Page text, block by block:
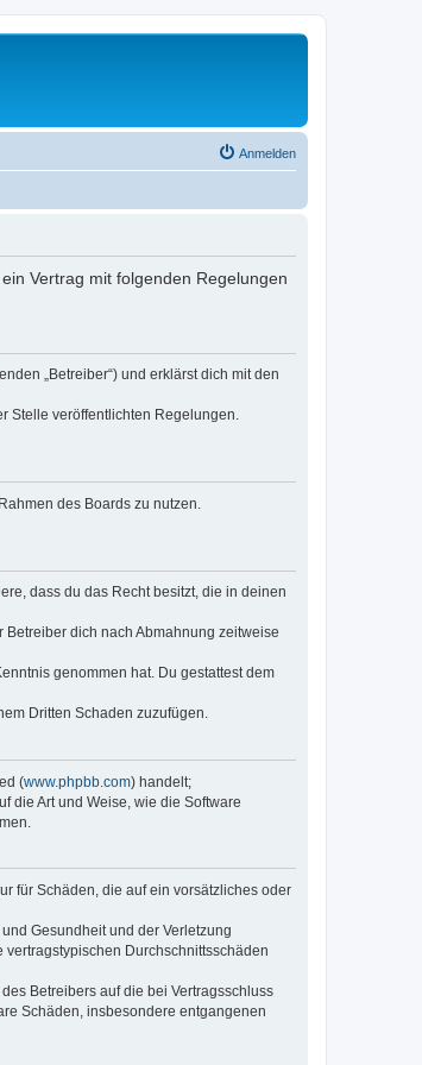
Anmelden
Vertrag mit folgenden Regelungen
„Betreiber“) und erklärst dich mit den
Stelle veröffentlichten Regelungen.
des Boards zu nutzen.
dass du das Recht besitzt, die in deinen
dich nach Abmahnung zeitweise
genommen hat. Du gestattest dem
Dritten Schaden zuzufügen.
(www.phpbb.com) handelt;
die Art und Weise, wie die Software
für Schäden, die auf ein vorsätzliches oder
Gesundheit und der Verletzung
Durchschnittsschäden
Betreibers auf die bei Vertragsschluss
Schäden, insbesondere entgangenen